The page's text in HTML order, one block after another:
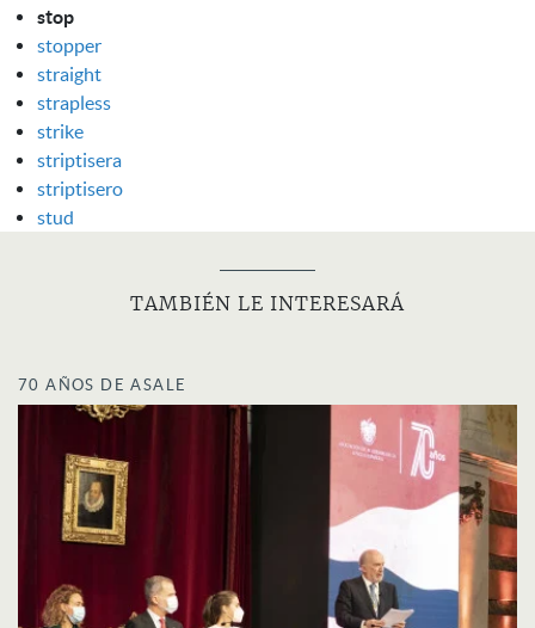
stop
stopper
straight
strapless
strike
striptisera
striptisero
stud
TAMBIÉN LE INTERESARÁ
70 AÑOS DE ASALE